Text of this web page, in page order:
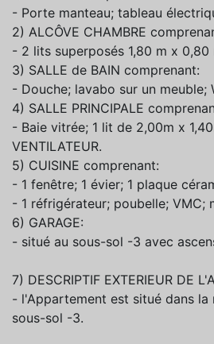
- Porte manteau; tableau
2) ALCÔVE CHAMBRE
- 2 lits superposés 1,80 m x 0,80
3) SALLE de BAIN comprenant:
- Douche; lavabo sur un meuble;
4) SALLE PRINCIPALE
- Baie vitrée; 1 lit de 2,00m x
VENTILATEUR.
5) CUISINE comprenant:
- 1 fenêtre; 1 évier; 1 plaque
- 1 réfrigérateur; poubelle; VMC;
6) GARAGE:
- situé au sous-sol -3 avec
7) DESCRIPTIF EXTERIEUR DE
- l'Appartement est situé dans la
sous-sol -3.